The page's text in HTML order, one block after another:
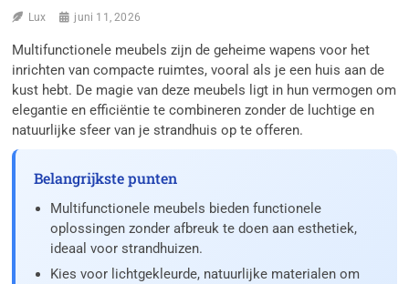
Lux juni 11, 2026
Multifunctionele meubels zijn de geheime wapens voor het
inrichten van compacte ruimtes, vooral als je een huis aan de
kust hebt. De magie van deze meubels ligt in hun vermogen om
elegantie en efficiëntie te combineren zonder de luchtige en
natuurlijke sfeer van je strandhuis op te offeren.
Belangrijkste punten
Multifunctionele meubels bieden functionele
oplossingen zonder afbreuk te doen aan esthetiek,
ideaal voor strandhuizen.
Kies voor lichtgekleurde, natuurlijke materialen om